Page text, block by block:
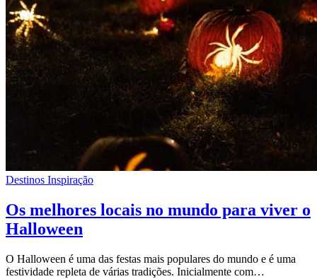
Destinos Inspiração
Os melhores locais no mundo para viver o
Halloween
O Halloween é uma das festas mais populares do mundo e é uma
festividade repleta de várias tradições. Inicialmente com…